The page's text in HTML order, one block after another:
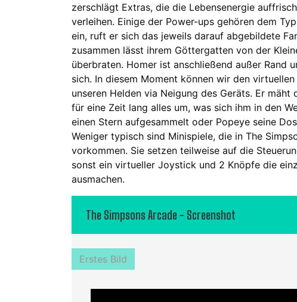
zerschlägt Extras, die die Lebensenergie
verleihen. Einige der Power-ups gehören dem
ein, ruft er sich das jeweils darauf abgebildete
zusammen lässt ihrem Göttergatten von der
überbraten. Homer ist anschließend außer Rand
sich. In diesem Moment können wir den
unseren Helden via Neigung des Geräts. Er
für eine Zeit lang alles um, was sich ihm in den
einen Stern aufgesammelt oder Popeye seine
Weniger typisch sind Minispiele, die in The
vorkommen. Sie setzen teilweise auf die
sonst ein virtueller Joystick und 2 Knöpfe die
ausmachen.
The Simpsons Arcade - Screenshot
Erstes Bild